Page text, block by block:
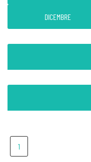
1
DICEMBRE